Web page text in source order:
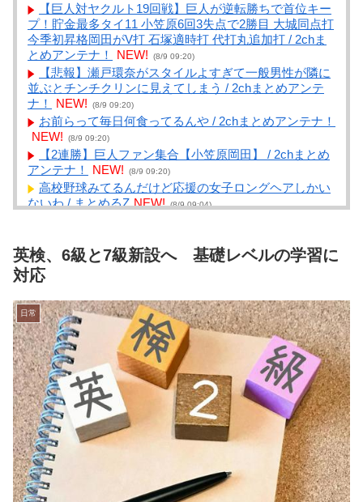
【巨人対ヤクルト19回戦】巨人が逆転勝ちで首位キー
プ！貯金最多タイ11 小笠原6回3失点で2勝目 大城同点打
今季初昇格岡田がV打 石塚適時打 代打丸追加打 / 2chま
とめアンテナ！
NEW! (8/9 09:20)
【悲報】瀬戸環奈がスタイルよすぎて一般男性が隣に
並ぶとチンチクリンに見えてしまう / 2chまとめアンテ
ナ！
NEW! (8/9 09:20)
お前らって毎日何食ってるんや / 2chまとめアンテナ！
NEW!
(8/9 09:20)
【2連勝】巨人ファン集合【小笠原岡田】 / 2chまとめ
アンテナ！
NEW! (8/9 09:20)
高校野球みてるんだけど応援の女子ロングヘアしかい
ないわ / まとめるZ NEW! (8/9 09:04)
【R-18（G）】【あんこ】やる夫はすっげえブサイク
でサマナーなようです【活&amp;#20448;傳】 第５話 /
まとめるZ
【驚愕】映画『ちいかわ』公開14日間で興収50億円突
破！！ / まとめるZ NEW! (8/9 09:04)
近所でなんか大変なことになっていて眠れないので話
を聞いてくれ。寝ようとしたら、外で切羽詰まったよう
な声で泣くニャンコの声がする。【再】 / まとめる
Z NEW! (8/9 09:04)
【悲報】日本サッカー協会が4人の日本人審判員を調
査 韓国協会の性接待疑惑で / NEWまとめサイトアンテ
ナ！ NEW! (8/9 09:00)
【公用車】高市早苗首相、新公用車は推定3000万円以
上のSUVタイプ！？贅を尽くした後部座席でたばこを吸
うのが至福の時間か どんどん延びる乗車時間 / NEWま
とめサイトアンテナ！ NEW! (8/9 09:00)
英検、6級と7級新設へ 基礎レベルの学習に
対応
日常